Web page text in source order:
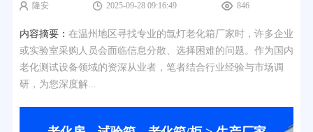
隆安 2025-09-28 09:16:49 846
内容摘要： 在温州地区寻找专业的氙灯老化箱厂家时，许多企业
或实验室采购人员会面临信息分散、选择困难的问题。作为国内
老化测试设备领域的资深从业者，笔者结合行业经验与市场调
研，为您深度解...